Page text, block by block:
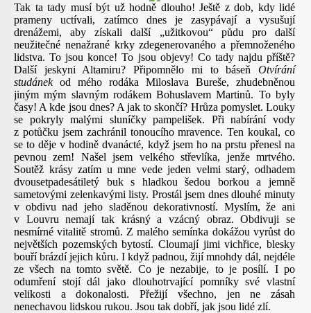
Tak ta tady musí být už hodně dlouho! Ještě z dob, kdy lidé
prameny uctívali, zatímco dnes je zasypávají a vysušují
drenážemi, aby získali další „užitkovou“ půdu pro další
neužitečné nenažrané krky zdegenerovaného a přemnoženého
lidstva. To jsou konce! To jsou objevy! Co tady najdu příště?
Další jeskyni Altamiru? Připomnělo mi to báseň Otvírání
studánek od mého rodáka Miloslava Bureše, zhudebněnou
jiným mým slavným rodákem Bohuslavem Martinů. To byly
časy! A kde jsou dnes? A jak to skončí? Hrůza pomyslet. Louky
se pokryly malými sluníčky pampelišek. Při nabírání vody
z potůčku jsem zachránil tonoucího mravence. Ten koukal, co
se to děje v hodině dvanácté, když jsem ho na prstu přenesl na
pevnou zem! Našel jsem velkého střevlíka, jenže mrtvého.
Soutěž krásy zatím u mne vede jeden velmi starý, odhadem
dvousetpadesátiletý buk s hladkou šedou borkou a jemně
sametovými zelenkavými listy. Prostál jsem dnes dlouhé minuty
v obdivu nad jeho sladěnou dekorativností. Myslím, že ani
v Louvru nemají tak krásný a vzácný obraz. Obdivuji se
nesmírné vitalitě stromů. Z malého semínka dokážou vyrůst do
největších pozemských bytostí. Cloumají jimi vichřice, blesky
bouří brázdí jejich kůru. I když padnou, žijí mnohdy dál, nejdéle
ze všech na tomto světě. Co je nezabije, to je posílí. I po
odumření stojí dál jako dlouhotrvající pomníky své vlastní
velikosti a dokonalosti. Přežijí všechno, jen ne zásah
nenechavou lidskou rukou. Jsou tak dobří, jak jsou lidé zlí.